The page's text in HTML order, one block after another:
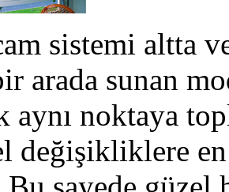
sistemi altta
arada sunan
aynı noktaya
değişikliklere